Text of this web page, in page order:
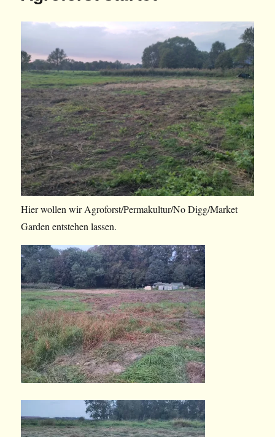
Hier wollen wir Agroforst/Permakultur/No Digg/Market
Garden entstehen lassen.